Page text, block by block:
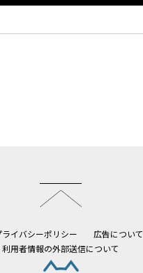
ライバシーポリシー 広告について
利用者情報の外部送信について